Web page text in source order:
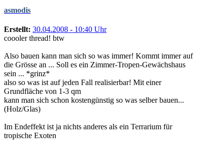
asmodis
Erstellt: 30.04.2008 - 10:40 Uhr
coooler thread! btw
Also bauen kann man sich so was immer! Kommt immer auf
die Grösse an ... Soll es ein Zimmer-Tropen-Gewächshaus
sein ... *grinz*
also so was ist auf jeden Fall realisierbar! Mit einer
Grundfläche von 1-3 qm
kann man sich schon kostengünstig so was selber bauen...
(Holz/Glas)
Im Endeffekt ist ja nichts anderes als ein Terrarium für
tropische Exoten